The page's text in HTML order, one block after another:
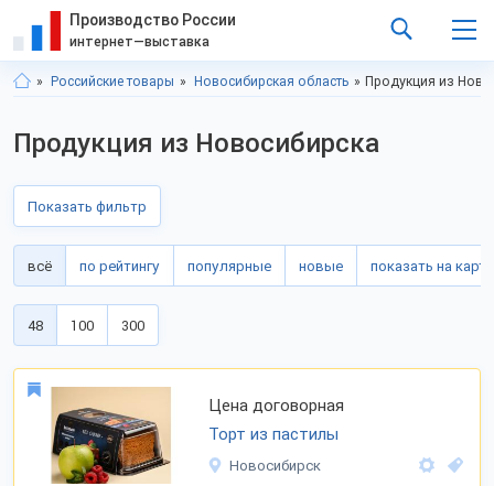
Производство России
интернет—выставка
Российские товары Новосибирская область Продукция из
Продукция из Новосибирска
Показать фильтр
всё по рейтингу популярные новые показать на карте
48 100 300
Цена договорная
Торт из пастилы
Новосибирск